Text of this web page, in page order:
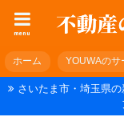
menu
ホーム YOUWAのサ
さいたま市・埼玉県